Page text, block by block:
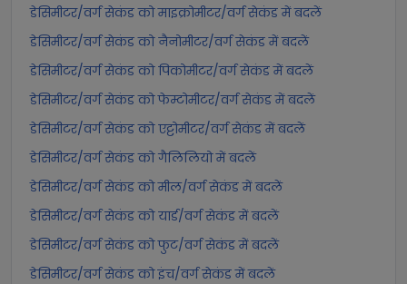
डेसिमीटर/वर्ग सेकंड को माइक्रोमीटर/वर्ग सेकंड में बदलें
डेसिमीटर/वर्ग सेकंड को नैनोमीटर/वर्ग सेकंड में बदलें
डेसिमीटर/वर्ग सेकंड को पिकोमीटर/वर्ग सेकंड में बदलें
डेसिमीटर/वर्ग सेकंड को फेम्टोमीटर/वर्ग सेकंड में बदलें
डेसिमीटर/वर्ग सेकंड को एट्टोमीटर/वर्ग सेकंड में बदलें
डेसिमीटर/वर्ग सेकंड को गैलिलियो में बदलें
डेसिमीटर/वर्ग सेकंड को मील/वर्ग सेकंड में बदलें
डेसिमीटर/वर्ग सेकंड को यार्ड/वर्ग सेकंड में बदलें
डेसिमीटर/वर्ग सेकंड को फुट/वर्ग सेकंड में बदलें
डेसिमीटर/वर्ग सेकंड को इंच/वर्ग सेकंड में बदलें